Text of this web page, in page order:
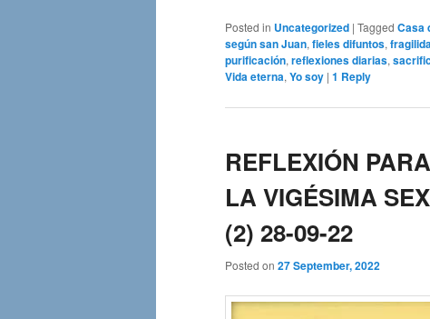
Posted in Uncategorized | Tagged Casa
según san Juan, fieles difuntos,
purificación, reflexiones diarias,
Vida eterna, Yo soy | 1 Reply
REFLEXIÓN
LA VIGÉSIMA
(2) 28-09-22
Posted on 27 September, 2022